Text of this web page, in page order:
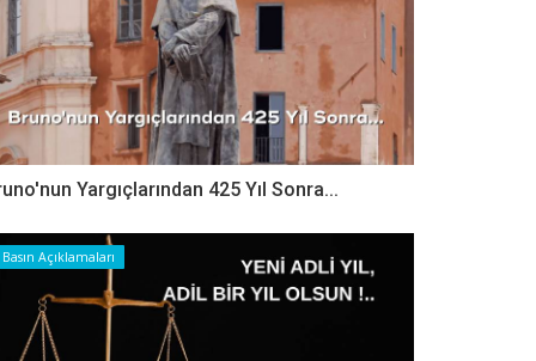
Yargıçlarından 425 Yıl Sonra...
Basın Açıklamaları